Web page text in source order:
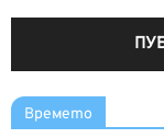
Времето